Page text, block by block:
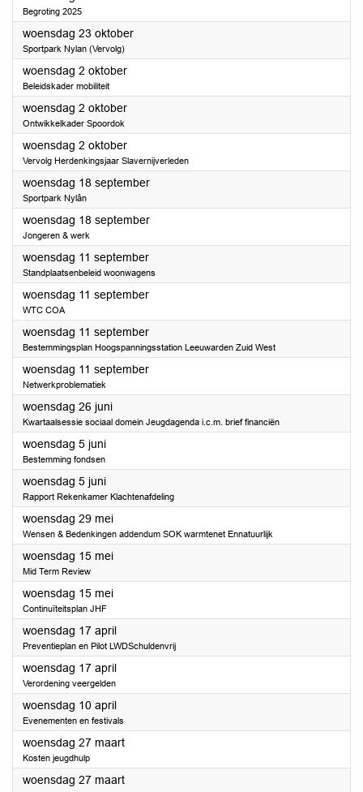
Begroting 2025
woensdag 23 oktober2024
Sportpark Nylan (Vervolg)
woensdag 2 oktober2024
Beleidskader mobiliteit
woensdag 2 oktober2024
Ontwikkelkader Spoordok
woensdag 2 oktober2024
Vervolg Herdenkingsjaar Slavernijverleden
woensdag 18 september2024
Sportpark Nylân
woensdag 18 september2024
Jongeren & werk
woensdag 11 september2024
Standplaatsenbeleid woonwagens
woensdag 11 september2024
WTC COA
woensdag 11 september2024
Bestemmingsplan Hoogspanningsstation Leeuwarden Zuid West
woensdag 11 september2024
Netwerkproblematiek
woensdag 26 juni2024
Kwartaalsessie sociaal domein Jeugdagenda i.c.m. brief financiën
woensdag 5 juni2024
Bestemming fondsen
woensdag 5 juni2024
Rapport Rekenkamer Klachtenafdeling
woensdag 29 mei2024
Wensen & Bedenkingen addendum SOK warmtenet Ennatuurlijk
woensdag 15 mei2024
Mid Term Review
woensdag 15 mei2024
Continuïteitsplan JHF
woensdag 17 april2024
Preventieplan en Pilot LWDSchuldenvrij
woensdag 17 april2024
Verordening veergelden
woensdag 10 april2024
Evenementen en festivals
woensdag 27 maart2024
Kosten jeugdhulp
woensdag 27 maart2024